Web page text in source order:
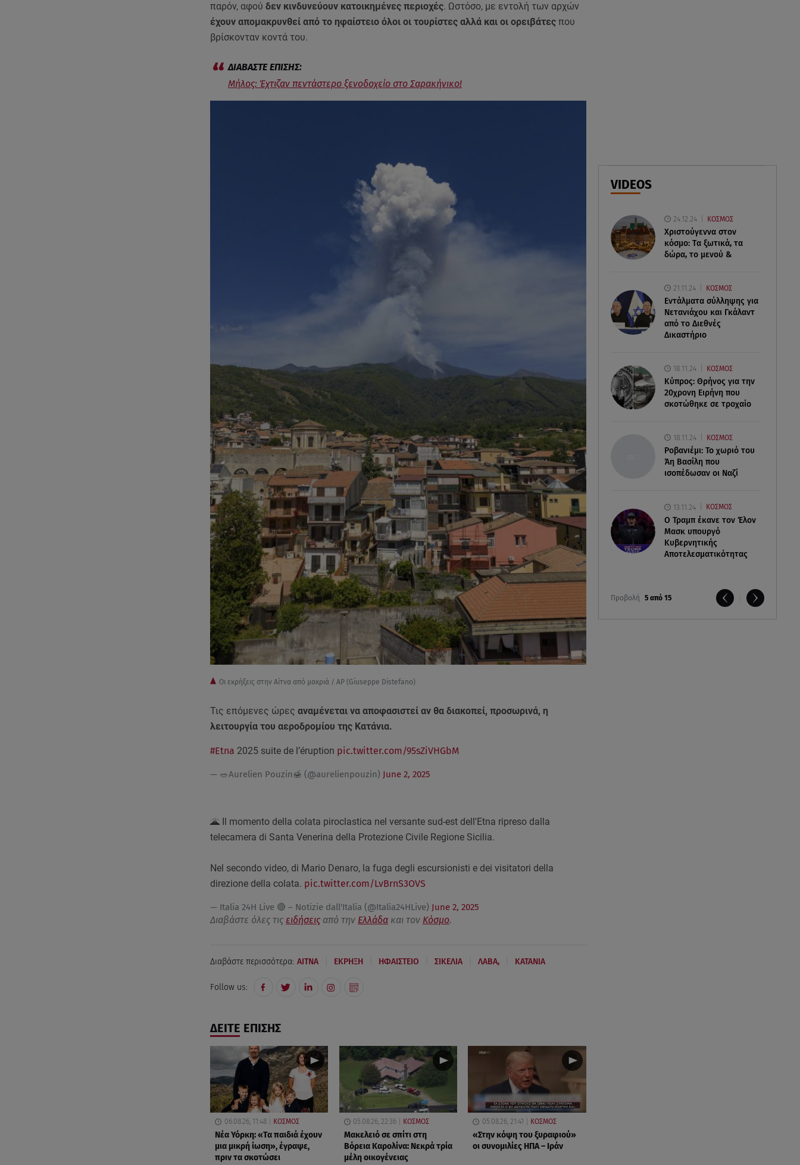
στο τελευταίο «αντίο»
06.08.26 , 14:34
«Πάμε για νέα θεραπεία»: Η νέα
φωτογραφία του Παράσχου από
το νοσοκομείο
VIDEOS
24.12.24 ΚΟΣΜΟΣ
Χριστούγεννα στον
κόσμο: Tα ξωτικά, τα
δώρα, το μενού &
21.11.24 ΚΟΣΜΟΣ
Εντάλματα σύλληψης για
Νετανιάχου και Γκάλαντ
από το Διεθνές
Δικαστήριο
18.11.24 ΚΟΣΜΟΣ
Κύπρος: Θρήνος για την
20χρονη Ειρήνη που
σκοτώθηκε σε τροχαίο
18.11.24 ΚΟΣΜΟΣ
Ροβανιέμι: Το χωριό του
Άη Βασίλη που
ισοπέδωσαν οι Ναζί
13.11.24 ΚΟΣΜΟΣ
O Τραμπ έκανε τον Έλον
Μασκ υπουργό
Κυβερνητικής
Αποτελεσματικότητας
Προβολή 5 από 15
παρόν, αφού δεν κινδυνεύουν κατοικημένες περιοχές. Ωστόσο, με εντολή των αρχών
έχουν απομακρυνθεί από το ηφαίστειο όλοι οι τουρίστες αλλά και οι ορειβάτεςπου
βρίσκονταν κοντά του.
Μήλος: Έχτιζαν πεντάστερο ξενοδοχείο στο Σαρακήνικο!
Οι εκρήξεις στην Αίτνα από μακριά / AP (Giuseppe Distefano)
Τις επόμενες ώρες αναμένεται να αποφασιστεί αν θα διακοπεί, προσωρινά, η
λειτουργία του αεροδρομίου της Κατάνια.
#Etna 2025 suite de l’éruption pic.twitter.com/95sZiVHGbM
— 🥗Aurelien Pouzin🍯 (@aurelienpouzin) June 2, 2025
🌋 Il momento della colata piroclastica nel versante sud-est dell'Etna ripreso dalla
telecamera di Santa Venerina della Protezione Civile Regione Sicilia.
Nel secondo video, di Mario Denaro, la fuga degli escursionisti e dei visitatori della
direzione della colata. pic.twitter.com/LvBrnS3OVS
— Italia 24H Live 🔴 – Notizie dall'Italia (@Italia24HLive) June 2, 2025
Διαβάστε όλες τις ειδήσειςαπό την Ελλάδακαι τον Κόσμο.
Διαβάστε περισσότερα: ΑΙΤΝΑ ΕΚΡΗΞΗ ΗΦΑΙΣΤΕΙΟ ΣΙΚΕΛΙΑ ΛΑΒΑ, ΚΑΤΑΝΙΑ
Follow us:
ΔΕΙΤΕ ΕΠΙΣΗΣ
06.08.26, 11:48 ΚΟΣΜΟΣ
Νέα Υόρκη: «Τα παιδιά έχουν
μια μικρή ίωση», έγραψε,
πριν τα σκοτώσει
05.08.26, 22:36 ΚΟΣΜΟΣ
Μακελειό σε σπίτι στη
Βόρεια Καρολίνα: Νεκρά τρία
μέλη οικογένειας
05.08.26, 21:41 ΚΟΣΜΟΣ
«Στην κόψη του ξυραφιού»
οι συνομιλίες ΗΠΑ – Ιράν